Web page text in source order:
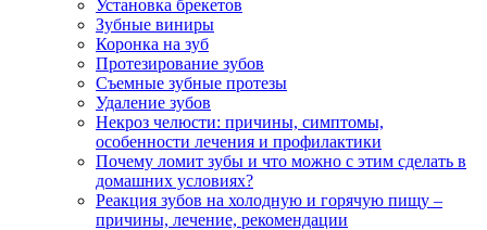
Установка брекетов
Зубные виниры
Коронка на зуб
Протезирование зубов
Съемные зубные протезы
Удаление зубов
Некроз челюсти: причины, симптомы,
особенности лечения и профилактики
Почему ломит зубы и что можно с этим сделать в
домашних условиях?
Реакция зубов на холодную и горячую пищу –
причины, лечение, рекомендации